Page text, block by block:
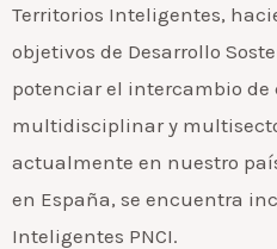
Territorios Inteligentes,
objetivos de Desarrollo
potenciar el intercambio
multidisciplinar y
actualmente en nuestro
en España, se encuentra
Inteligentes PNCI.